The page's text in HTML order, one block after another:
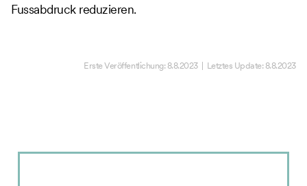
Fussabdruck reduzieren.
Erste Veröffentlichung:8.8.2023| Letztes Update:8.8.2023